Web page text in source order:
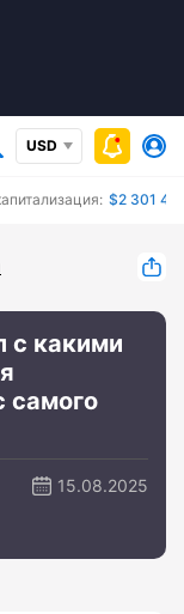
USD
$2 301
с какими
самого
15.08.2025